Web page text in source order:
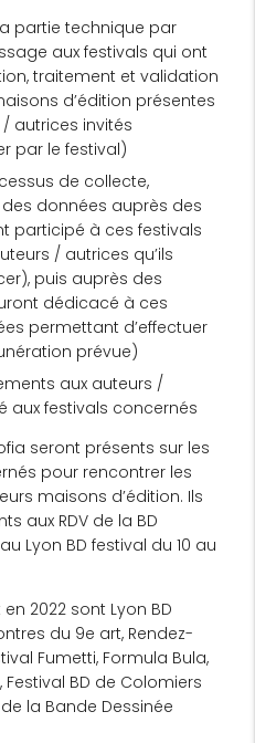
partie technique par
aux festivals qui ont
traitement et validation
d’édition présentes
autrices invités
par le festival)
de collecte,
données auprès des
participé à ces festivals
/ autrices qu’ils
puis auprès des
dédicacé à ces
permettant d’effectuer
prévue)
aux auteurs /
aux festivals concernés
seront présents sur les
pour rencontrer les
maisons d’édition. Ils
aux RDV de la BD
Lyon BD festival du 10 au
2022 sont Lyon BD
du 9e art, Rendez-
Fumetti, Formula Bula,
BD de Colomiers
la Bande Dessinée